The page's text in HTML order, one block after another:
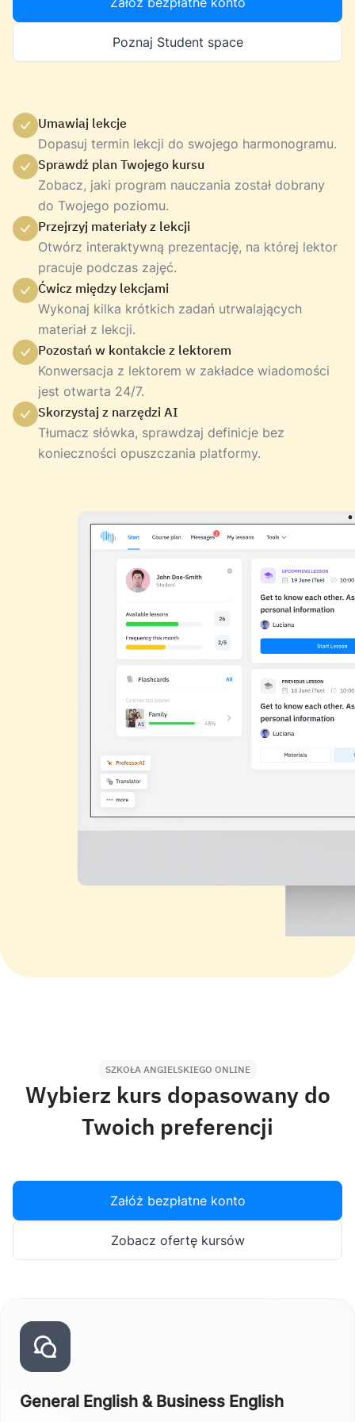
Poznaj Student space
Umawiaj lekcje
Dopasuj termin lekcji do swojego harmonogramu.
Sprawdź plan Twojego kursu
Zobacz, jaki program nauczania został dobrany
do Twojego poziomu.
Przejrzyj materiały z lekcji
Otwórz interaktywną prezentację, na której lektor
pracuje podczas zajęć.
Ćwicz między lekcjami
Wykonaj kilka krótkich zadań utrwalających
materiał z lekcji.
Pozostań w kontakcie z lektorem
Konwersacja z lektorem w zakładce wiadomości
jest otwarta 24/7.
Skorzystaj z narzędzi AI
Tłumacz słówka, sprawdzaj definicje bez
konieczności opuszczania platformy.
SZKOŁA ANGIELSKIEGO ONLINE
Wybierz kurs dopasowany do
Twoich preferencji
Załóż bezpłatne konto
Zobacz ofertę kursów
General English & Business English